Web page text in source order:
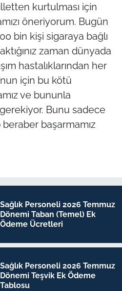
kurtulması için
öneriyorum. Bugün
bin kişi sigaraya bağlı
zaman dünyada
hastalıklarından her
için bu kötü
ve bununla
Bunu sadece
beraber başarmamız
Sağlık Personeli 2026 Temmuz
Dönemi Taban (Temel) Ek
Ödeme Ücretleri
Sağlık Personeli 2026 Temmuz
Dönemi Teşvik Ek Ödeme
Tablosu